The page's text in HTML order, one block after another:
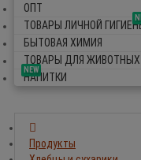
ОПТ
ТОВАРЫ ЛИЧНОЙ
БЫТОВАЯ ХИМИЯ
ТОВАРЫ ДЛЯ ЖИВОТНЫХ
NEW
НАПИТКИ
Продукты